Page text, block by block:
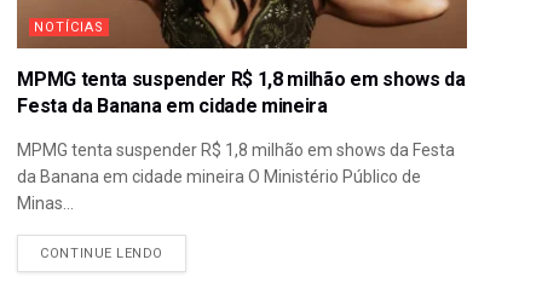
NOTÍCIAS
MPMG tenta suspender R$ 1,8 milhão em shows da
Festa da Banana em cidade mineira
MPMG tenta suspender R$ 1,8 milhão em shows da Festa
da Banana em cidade mineira O Ministério Público de
Minas...
CONTINUE LENDO